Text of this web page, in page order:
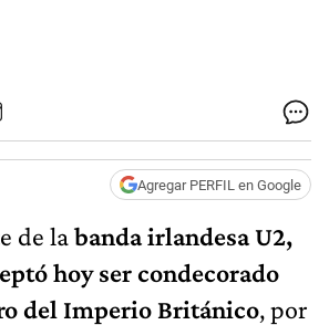
Agregar PERFIL en Google
de labanda irlandesa U2,
hoy ser condecorado
del Imperio Británico, por